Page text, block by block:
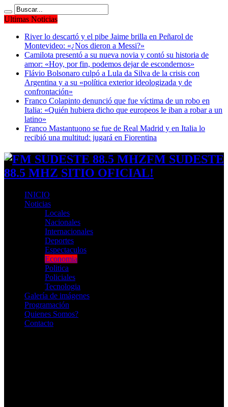
Ultimas Noticias
River lo descartó y el pibe Jaime brilla en Peñarol de
Montevideo: «¿Nos dieron a Messi?»
Camilota presentó a su nueva novia y contó su historia de
amor: «Hoy, por fin, podemos dejar de escondernos»
Flávio Bolsonaro culpó a Lula da Silva de la crisis con
Argentina y a su «política exterior ideologizada y de
confrontación»
Franco Colapinto denunció que fue víctima de un robo en
Italia: «Quién hubiera dicho que europeos le iban a robar a un
latino»
Franco Mastantuono se fue de Real Madrid y en Italia lo
recibió una multitud: jugará en Fiorentina
FM SUDESTE
88.5 MHZ SITIO OFICIAL!
INICIO
Noticias
Locales
Nacionales
Internacionales
Deportes
Espectaculos
Economia
Politica
Policiales
Tecnologia
Galería de imágenes
Programación
Quienes Somos?
Contacto